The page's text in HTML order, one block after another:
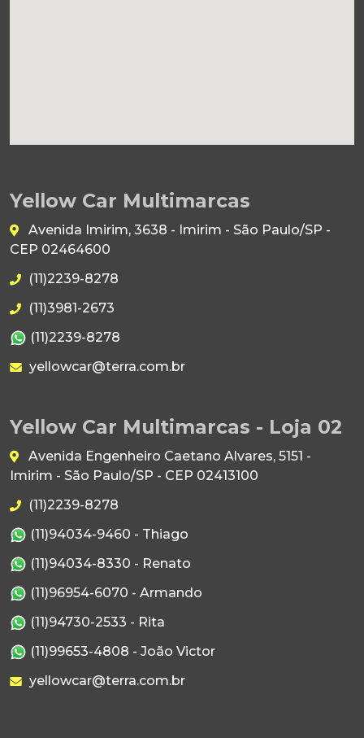
Yellow Car Multimarcas
Avenida Imirim, 3638 - Imirim - São Paulo/SP -
CEP 02464600
(11)2239-8278
(11)3981-2673
(11)2239-8278
yellowcar@terra.com.br
Yellow Car Multimarcas - Loja 02
Avenida Engenheiro Caetano Alvares, 5151 -
Imirim - São Paulo/SP - CEP 02413100
(11)2239-8278
(11)94034-9460 - Thiago
(11)94034-8330 - Renato
(11)96954-6070 - Armando
(11)94730-2533 - Rita
(11)99653-4808 - João Victor
yellowcar@terra.com.br